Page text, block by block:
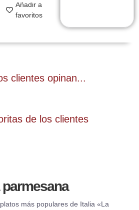
Añadir a
favoritos
clientes opinan...
de los clientes
más populares de Italia «La